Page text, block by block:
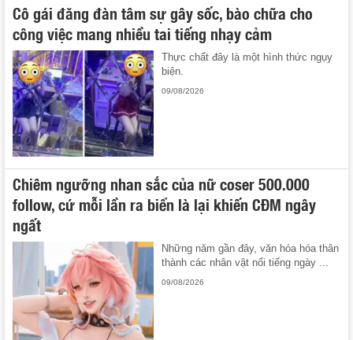
Cô gái đăng đàn tâm sự gây sốc, bào chữa cho
công việc mang nhiều tai tiếng nhạy cảm
Thực chất đây là một hình thức ngụy
biện.
09/08/2026
Chiêm ngưỡng nhan sắc của nữ coser 500.000
follow, cứ mỗi lần ra biển là lại khiến CĐM ngây
ngất
Những năm gần đây, văn hóa hóa thân
thành các nhân vật nổi tiếng ngày ...
09/08/2026